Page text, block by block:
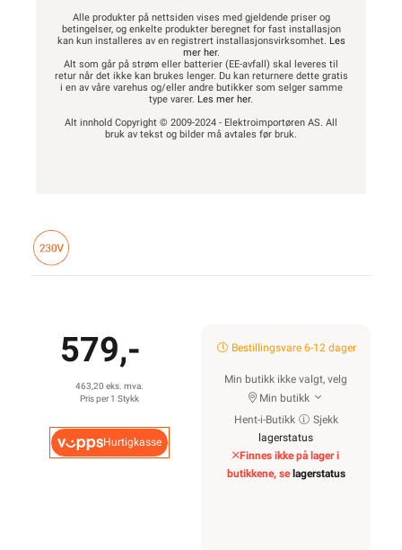
Alle produkter på nettsiden vises med gjeldende priser og
betingelser, og enkelte produkter beregnet for fast installasjon
kan kun installeres av en registrert installasjonsvirksomhet. Les
mer her.
Alt som går på strøm eller batterier (EE-avfall) skal leveres til
retur når det ikke kan brukes lenger. Du kan returnere dette gratis
i en av våre varehus og/eller andre butikker som selger samme
type varer. Les mer her.
Alt innhold Copyright © 2009-2024 - Elektroimportøren AS. All
bruk av tekst og bilder må avtales før bruk.
579,-
463,20 eks. mva.
Pris per 1 Stykk
Hurtigkasse
Bestillingsvare 6-12 dager
Min butikk ikke valgt, velg
Min butikk
Hent-i-Butikk
Sjekk
lagerstatus
Finnes ikke på lager i
butikkene, se lagerstatus